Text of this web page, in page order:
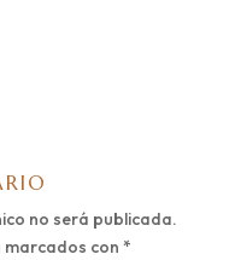
no será publicada.
con *